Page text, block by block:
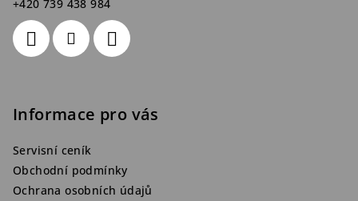
+420 739 438 984
Informace pro vás
Servisní ceník
Obchodní podmínky
Ochrana osobních údajů